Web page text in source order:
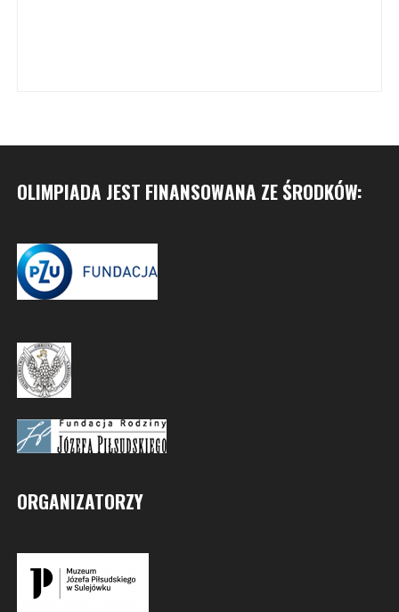
OLIMPIADA JEST FINANSOWANA ZE ŚRODKÓW:
ORGANIZATORZY